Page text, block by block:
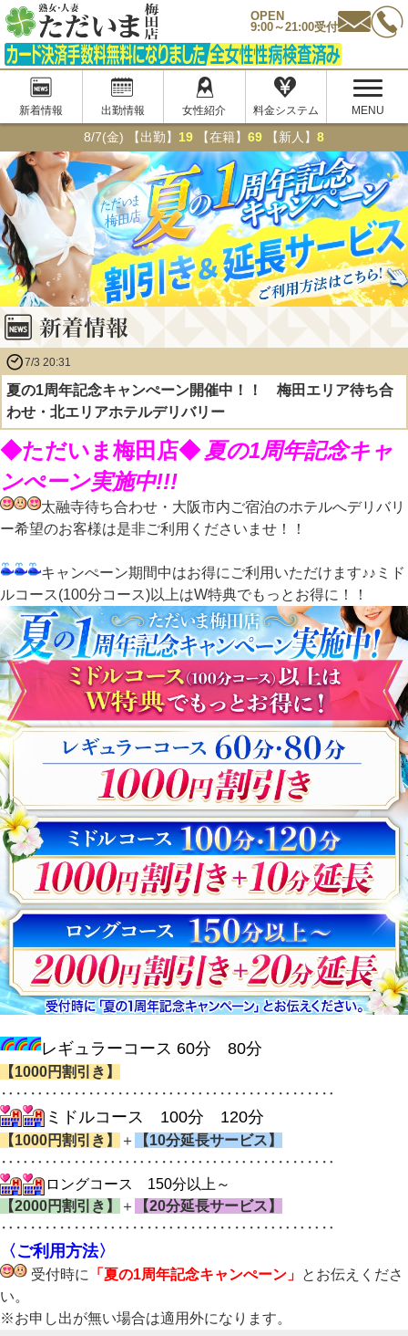
OPEN
9:00～21:00受付
新着情報 出勤情報 女性紹介 料金システム MENU
8/7(金) 【出勤】 19 【在籍】 69 【新人】 8
7/3 20:31
夏の1周年記念キャンぺーン開催中！！ 梅田エリア待ち合
わせ・北エリアホテルデリバリー
◆ただいま梅田店◆夏の1周年記念キャ
ンぺーン実施中!!!
太融寺待ち合わせ・大阪市内ご宿泊のホテルへデリバリ
ー希望のお客様は是非ご利用くださいませ！！
キャンぺーン期間中はお得にご利用いただけます♪♪ミド
ルコース(100分コース)以上はW特典でもっとお得に！！
レギュラーコース 60分 80分
【1000円割引き】
‥‥‥‥‥‥‥‥‥‥‥‥‥‥‥‥‥‥‥‥‥‥‥
ミドルコース 100分 120分
【1000円割引き】 ＋
【10分延長サービス】
‥‥‥‥‥‥‥‥‥‥‥‥‥‥‥‥‥‥‥‥‥‥‥
ロングコース 150分以上～
【2000円割引き】
＋
【20分延長サービス】
‥‥‥‥‥‥‥‥‥‥‥‥‥‥‥‥‥‥‥‥‥‥‥
〈ご利用方法〉
受付時に 「夏の1周年記念キャンぺーン」 とお伝えくださ
い。
※お申し出が無い場合は適用外になります。